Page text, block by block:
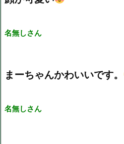
名無しさん
まーちゃんかわいいです。
名無しさん